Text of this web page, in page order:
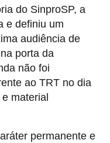
do SinproSP, a
e definiu um
audiência de
porta da
não foi
ao TRT no dia
material
permanente e